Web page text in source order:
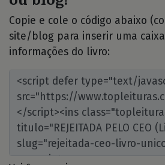
Copie e cole o código abaixo
site/blog para inserir uma
informações do livro: